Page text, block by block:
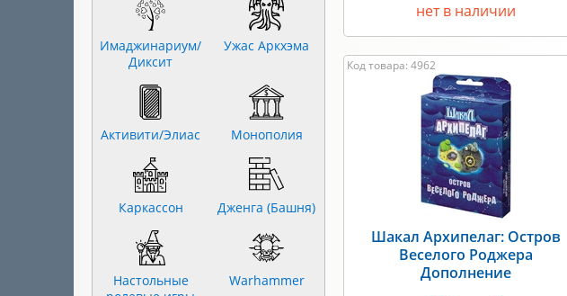
нет в наличии
Код товара: 4962
Шакал Архипелаг: Остров
Веселого Роджера
Дополнение
Имаджинариум/
Диксит
Ужас Аркхэма
Активити/Элиас Монополия
Каркассон Дженга (Башня)
Настольные
Warhammer